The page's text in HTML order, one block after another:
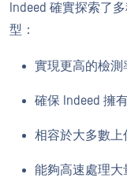
Indeed 確實探索了
型：
實現更高的檢測
確保 Indeed 擁
相容於大多數上
能夠高速處理大